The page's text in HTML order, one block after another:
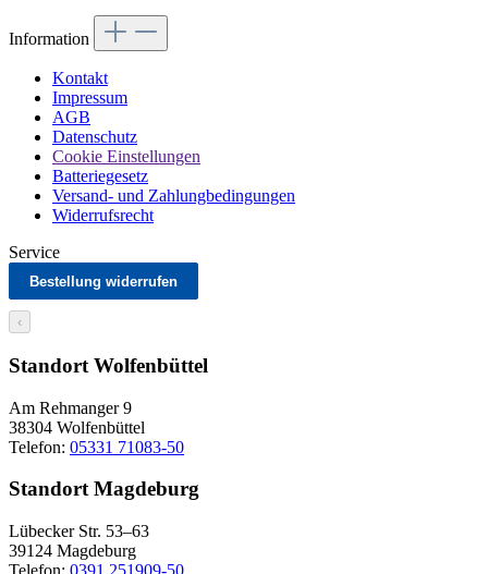
Information
Kontakt
Impressum
AGB
Datenschutz
Cookie Einstellungen
Batteriegesetz
Versand- und Zahlungbedingungen
Widerrufsrecht
Service
Bestellung widerrufen
‹
Standort Wolfenbüttel
Am Rehmanger 9
38304 Wolfenbüttel
Telefon: 05331 71083-50
Standort Magdeburg
Lübecker Str. 53–63
39124 Magdeburg